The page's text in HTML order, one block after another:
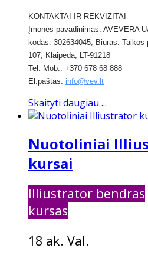
KONTAKTAI IR REKVIZITAI
​Įmonės pavadinimas: AVEVERA
kodas: 302634045, Biuras: Taikos
107, Klaipėda, LT-91218
Tel. Mob.: +370 678 68 888
El.paštas: info@vev.lt
Skaityti daugiau ...
Nuotoliniai
kursai
Illiustrator bendras
kursas
18 ak. Val.